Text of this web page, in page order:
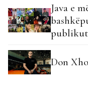
Java e
Don